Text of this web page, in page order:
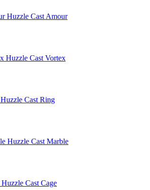
Huzzle Cast Amour
Huzzle Cast Vortex
Huzzle Cast Ring
Huzzle Cast Marble
Huzzle Cast Cage